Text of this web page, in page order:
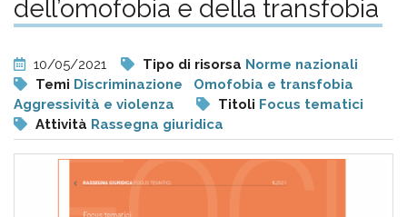
e
analisi
pr
l'infanzia
dell’omofobia e della transfobia
10/05/2021 Tipo di risorsa Norme nazionali
Temi Discriminazione
Omofobia e transfobia
Aggressività e violenza
Titoli Focus tematici
Attività Rassegna giuridica